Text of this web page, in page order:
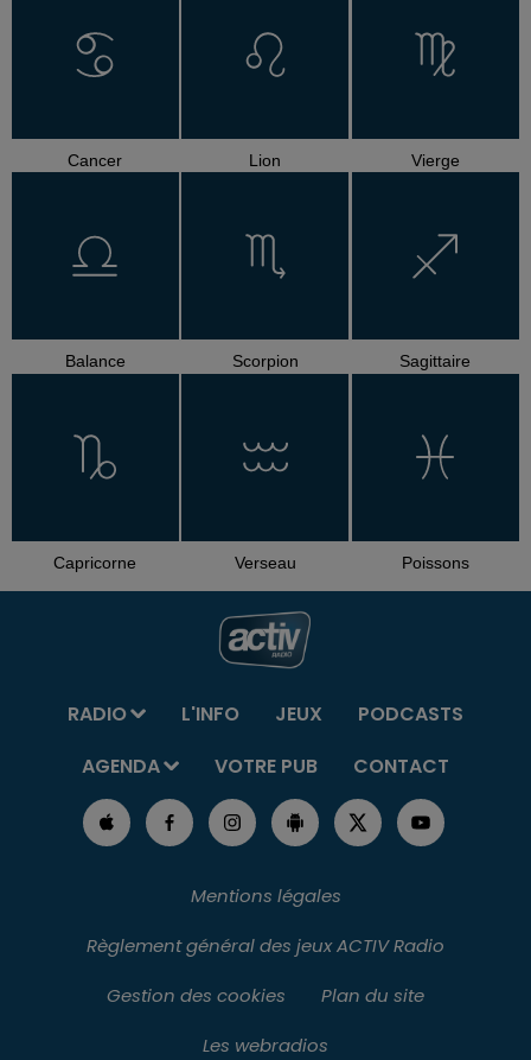
Cancer Lion Vierge
Balance Scorpion Sagittaire
Capricorne Verseau Poissons
RADIO L'INFO JEUX
PODCASTS
AGENDA
VOTRE PUB CONTACT
Mentions légales
Règlement général des jeux ACTIV Radio
Gestion des cookies
Plan du site
Les webradios